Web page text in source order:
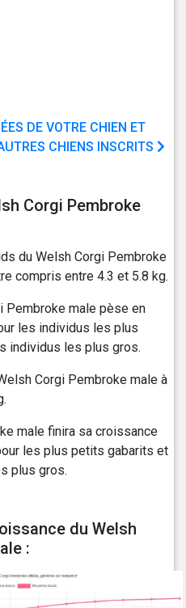
DE VOTRE CHIEN ET
CHIENS INSCRITS
Corgi Pembroke
du Welsh Corgi Pembroke
compris entre 4.3 et 5.8 kg.
Pembroke male pèse en
les individus les plus
individus les plus gros.
Corgi Pembroke male à
male finira sa croissance
les plus petits gabarits et
plus gros.
du Welsh
: